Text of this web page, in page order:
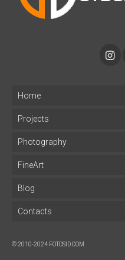
Home
Projects
Photography
FineArt
Blog
Contacts
© 2010-2024 FOTOSID.COM